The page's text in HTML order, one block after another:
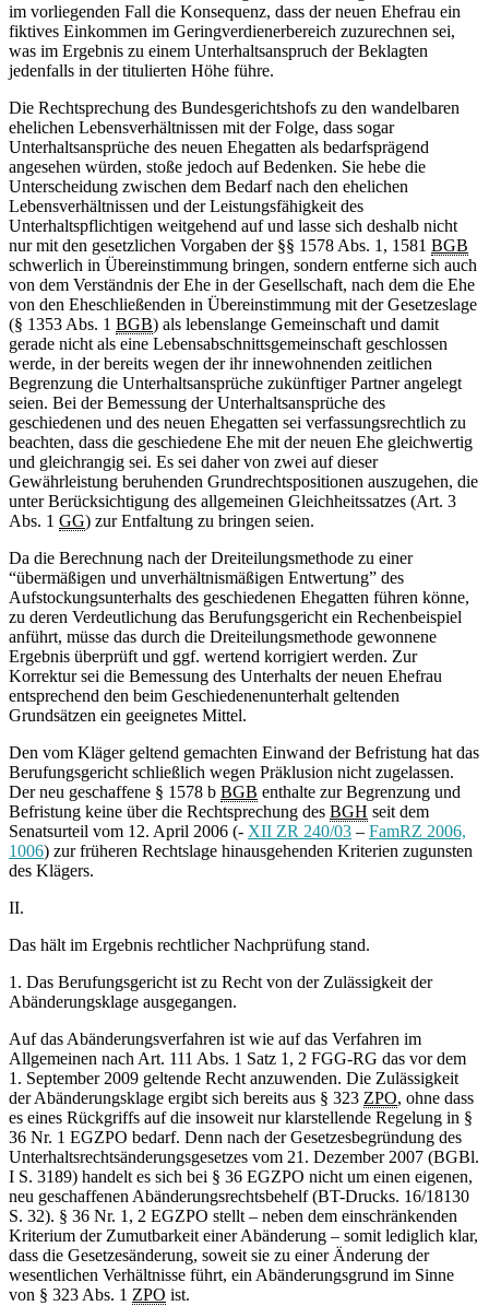
im vorliegenden Fall die Konsequenz, dass der neuen Ehefrau ein
fiktives Einkommen im Geringverdienerbereich zuzurechnen sei,
was im Ergebnis zu einem Unterhaltsanspruch der Beklagten
jedenfalls in der titulierten Höhe führe.
Die Rechtsprechung des Bundesgerichtshofs zu den wandelbaren
ehelichen Lebensverhältnissen mit der Folge, dass sogar
Unterhaltsansprüche des neuen Ehegatten als bedarfsprägend
angesehen würden, stoße jedoch auf Bedenken. Sie hebe die
Unterscheidung zwischen dem Bedarf nach den ehelichen
Lebensverhältnissen und der Leistungsfähigkeit des
Unterhaltspflichtigen weitgehend auf und lasse sich deshalb nicht
nur mit den gesetzlichen Vorgaben der §§ 1578 Abs. 1, 1581 BGB
schwerlich in Übereinstimmung bringen, sondern entferne sich auch
von dem Verständnis der Ehe in der Gesellschaft, nach dem die Ehe
von den Eheschließenden in Übereinstimmung mit der Gesetzeslage
(§ 1353 Abs. 1 BGB) als lebenslange Gemeinschaft und damit
gerade nicht als eine Lebensabschnittsgemeinschaft geschlossen
werde, in der bereits wegen der ihr innewohnenden zeitlichen
Begrenzung die Unterhaltsansprüche zukünftiger Partner angelegt
seien. Bei der Bemessung der Unterhaltsansprüche des
geschiedenen und des neuen Ehegatten sei verfassungsrechtlich zu
beachten, dass die geschiedene Ehe mit der neuen Ehe gleichwertig
und gleichrangig sei. Es sei daher von zwei auf dieser
Gewährleistung beruhenden Grundrechtspositionen auszugehen, die
unter Berücksichtigung des allgemeinen Gleichheitssatzes (Art. 3
Abs. 1 GG) zur Entfaltung zu bringen seien.
Da die Berechnung nach der Dreiteilungsmethode zu einer
“übermäßigen und unverhältnismäßigen Entwertung” des
Aufstockungsunterhalts des geschiedenen Ehegatten führen könne,
zu deren Verdeutlichung das Berufungsgericht ein Rechenbeispiel
anführt, müsse das durch die Dreiteilungsmethode gewonnene
Ergebnis überprüft und ggf. wertend korrigiert werden. Zur
Korrektur sei die Bemessung des Unterhalts der neuen Ehefrau
entsprechend den beim Geschiedenenunterhalt geltenden
Grundsätzen ein geeignetes Mittel.
Den vom Kläger geltend gemachten Einwand der Befristung hat das
Berufungsgericht schließlich wegen Präklusion nicht zugelassen.
Der neu geschaffene § 1578 b BGB enthalte zur Begrenzung und
Befristung keine über die Rechtsprechung des BGH seit dem
Senatsurteil vom 12. April 2006 (- XII ZR 240/03 – FamRZ 2006,
1006) zur früheren Rechtslage hinausgehenden Kriterien zugunsten
des Klägers.
II.
Das hält im Ergebnis rechtlicher Nachprüfung stand.
1. Das Berufungsgericht ist zu Recht von der Zulässigkeit der
Abänderungsklage ausgegangen.
Auf das Abänderungsverfahren ist wie auf das Verfahren im
Allgemeinen nach Art. 111 Abs. 1 Satz 1, 2 FGG-RG das vor dem
1. September 2009 geltende Recht anzuwenden. Die Zulässigkeit
der Abänderungsklage ergibt sich bereits aus § 323 ZPO, ohne dass
es eines Rückgriffs auf die insoweit nur klarstellende Regelung in §
36 Nr. 1 EGZPO bedarf. Denn nach der Gesetzesbegründung des
Unterhaltsrechtsänderungsgesetzes vom 21. Dezember 2007 (BGBl.
I S. 3189) handelt es sich bei § 36 EGZPO nicht um einen eigenen,
neu geschaffenen Abänderungsrechtsbehelf (BT-Drucks. 16/18130
S. 32). § 36 Nr. 1, 2 EGZPO stellt – neben dem einschränkenden
Kriterium der Zumutbarkeit einer Abänderung – somit lediglich klar,
dass die Gesetzesänderung, soweit sie zu einer Änderung der
wesentlichen Verhältnisse führt, ein Abänderungsgrund im Sinne
von § 323 Abs. 1 ZPO ist.